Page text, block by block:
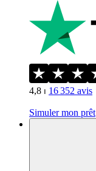
4,8 ⏐ 16 352 avis
Simuler mon prêt